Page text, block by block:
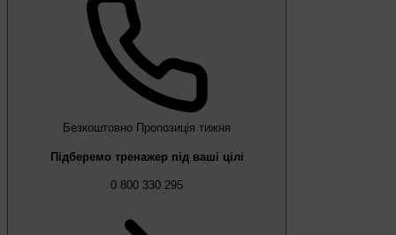
Безкоштовно Пропозиція тижня
Підберемо тренажер під ваші цілі
0 800 330 295